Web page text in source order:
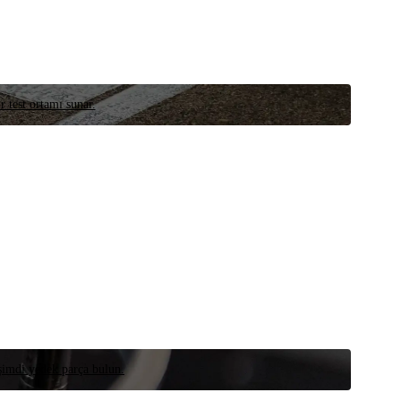
test ortamı sunar.
yedek parça bulun.